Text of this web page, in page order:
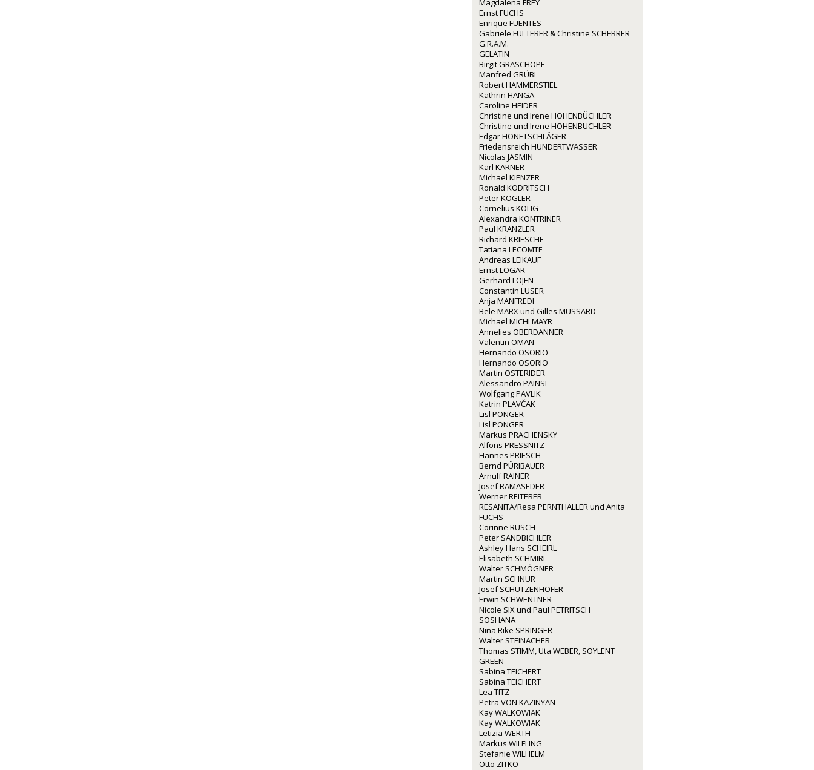
Magdalena FREY
Ernst FUCHS
Enrique FUENTES
Gabriele FULTERER & Christine SCHERRER
G.R.A.M.
GELATIN
Birgit GRASCHOPF
Manfred GRÜBL
Robert HAMMERSTIEL
Kathrin HANGA
Caroline HEIDER
Christine und Irene HOHENBÜCHLER
Christine und Irene HOHENBÜCHLER
Edgar HONETSCHLÄGER
Friedensreich HUNDERTWASSER
Nicolas JASMIN
Karl KARNER
Michael KIENZER
Ronald KODRITSCH
Peter KOGLER
Cornelius KOLIG
Alexandra KONTRINER
Paul KRANZLER
Richard KRIESCHE
Tatiana LECOMTE
Andreas LEIKAUF
Ernst LOGAR
Gerhard LOJEN
Constantin LUSER
Anja MANFREDI
Bele MARX und Gilles MUSSARD
Michael MICHLMAYR
Annelies OBERDANNER
Valentin OMAN
Hernando OSORIO
Hernando OSORIO
Martin OSTERIDER
Alessandro PAINSI
Wolfgang PAVLIK
Katrin PLAVČAK
Lisl PONGER
Lisl PONGER
Markus PRACHENSKY
Alfons PRESSNITZ
Hannes PRIESCH
Bernd PÜRIBAUER
Arnulf RAINER
Josef RAMASEDER
Werner REITERER
RESANITA/Resa PERNTHALLER und Anita
FUCHS
Corinne RUSCH
Peter SANDBICHLER
Ashley Hans SCHEIRL
Elisabeth SCHMIRL
Walter SCHMÖGNER
Martin SCHNUR
Josef SCHÜTZENHÖFER
Erwin SCHWENTNER
Nicole SIX und Paul PETRITSCH
SOSHANA
Nina Rike SPRINGER
Walter STEINACHER
Thomas STIMM, Uta WEBER, SOYLENT
GREEN
Sabina TEICHERT
Sabina TEICHERT
Lea TITZ
Petra VON KAZINYAN
Kay WALKOWIAK
Kay WALKOWIAK
Letizia WERTH
Markus WILFLING
Stefanie WILHELM
Otto ZITKO